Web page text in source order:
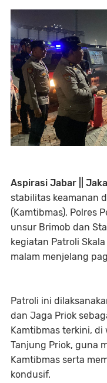
Aspirasi Jabar ||
stabilitas keamanan
(Kamtibmas), Polres
unsur Brimob dan
kegiatan Patroli
malam menjelang
Patroli ini
dan Jaga Priok
Kamtibmas terkini, di
Tanjung Priok, guna
Kamtibmas serta
kondusif.